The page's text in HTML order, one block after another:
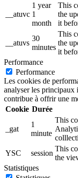
__atuvc
1 year
1
month
This
the
it
__atuvs
30
minutes
This
the
it
Performance
Performance
Les cookies de
analyser les principaux
contribue à offrir une
Cookie Durée
_gat
1
minute
This
YSC
session
This
the
Statistiques